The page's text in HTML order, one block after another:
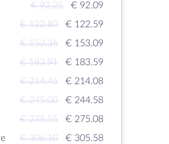
€ 92.25
€ 92.09
€ 122.80
€ 122.59
€ 153.36
€ 153.09
€ 183.91
€ 183.59
€ 214.45
€ 214.08
€ 245.00
€ 244.58
€ 275.55
€ 275.08
€ 306.10 € 305.58